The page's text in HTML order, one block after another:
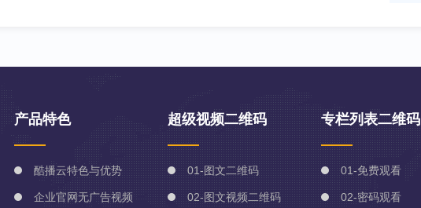
产品特色
酷播云特色与优势
企业官网无广告视频
超级视频二维码
01-图文二维码
02-图文视频二维码
专栏列表二维码
01-免费观看
02-密码观看